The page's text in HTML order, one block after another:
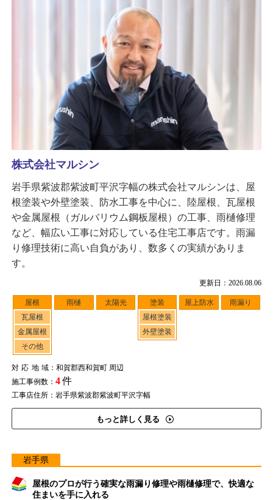
更新日：2026.08.06
屋根
瓦屋根
金属屋根
その他
雨樋 太陽光
塗装
屋根塗装
外壁塗装
屋上防水 雨漏り
対応地域：和賀郡西和賀町 周辺
施工事例数： 4件
工事店住所：岩手県紫波郡紫波町平沢字幅
もっと詳しく見る
株式会社マルシン
岩手県紫波郡紫波町平沢字幅の株式会社マルシンは、屋
根塗装や外壁塗装、防水工事を中心に、陸屋根、瓦屋根
や金属屋根（ガルバリウム鋼板屋根）の工事、雨樋修理
など、幅広い工事に対応している住宅工事店です。雨漏
り修理技術に高い自負があり、数多くの実績がありま
す。
岩手県
屋根のプロが行う確実な雨漏り修理や雨樋修理で、快適な
住まいを手に入れる